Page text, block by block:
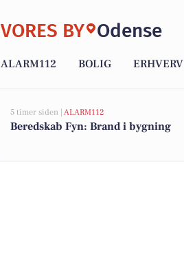
VORES BY Odense
ALARM112 BOLIG ERHVERV
5 timer siden | ALARM112
Beredskab Fyn: Brand i bygning